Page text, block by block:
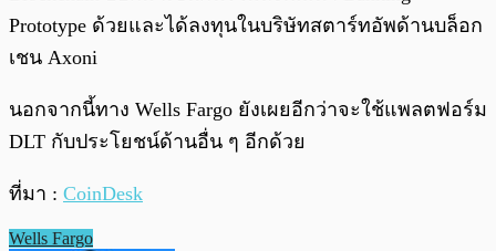
Prototype ด้วยและได้ลงทุนในบริษัทสตาร์ทอัพด้านบล็อก
เชน Axoni
นอกจากนี้ทาง Wells Fargo ยังเผยอีกว่าจะใช้แพลตฟอร์ม
DLT กับประโยชน์ด้านอื่น ๆ อีกด้วย
ที่มา : CoinDesk
Wells Fargo